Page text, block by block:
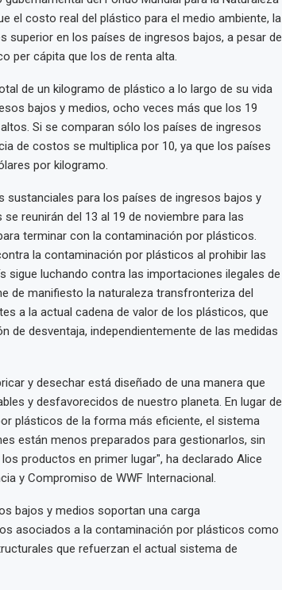
el costo real del plástico para el medio ambiente, la
superior en los países de ingresos bajos, a pesar de
per cápita que los de renta alta.
de un kilogramo de plástico a lo largo de su vida
bajos y medios, ocho veces más que los 19
Si se comparan sólo los países de ingresos
de costos se multiplica por 10, ya que los países
por kilogramo.
para los países de ingresos bajos y
reunirán del 13 al 19 de noviembre para las
terminar con la contaminación por plásticos.
la contaminación por plásticos al prohibir las
sigue luchando contra las importaciones ilegales de
de manifiesto la naturaleza transfronteriza del
a la actual cadena de valor de los plásticos, que
de desventaja, independientemente de las medidas
y desechar está diseñado de una manera que
y desfavorecidos de nuestro planeta. En lugar de
plásticos de la forma más eficiente, el sistema
están menos preparados para gestionarlos, sin
productos en primer lugar", ha declarado Alice
y Compromiso de WWF Internacional.
bajos y medios soportan una carga
asociados a la contaminación por plásticos como
que refuerzan el actual sistema de